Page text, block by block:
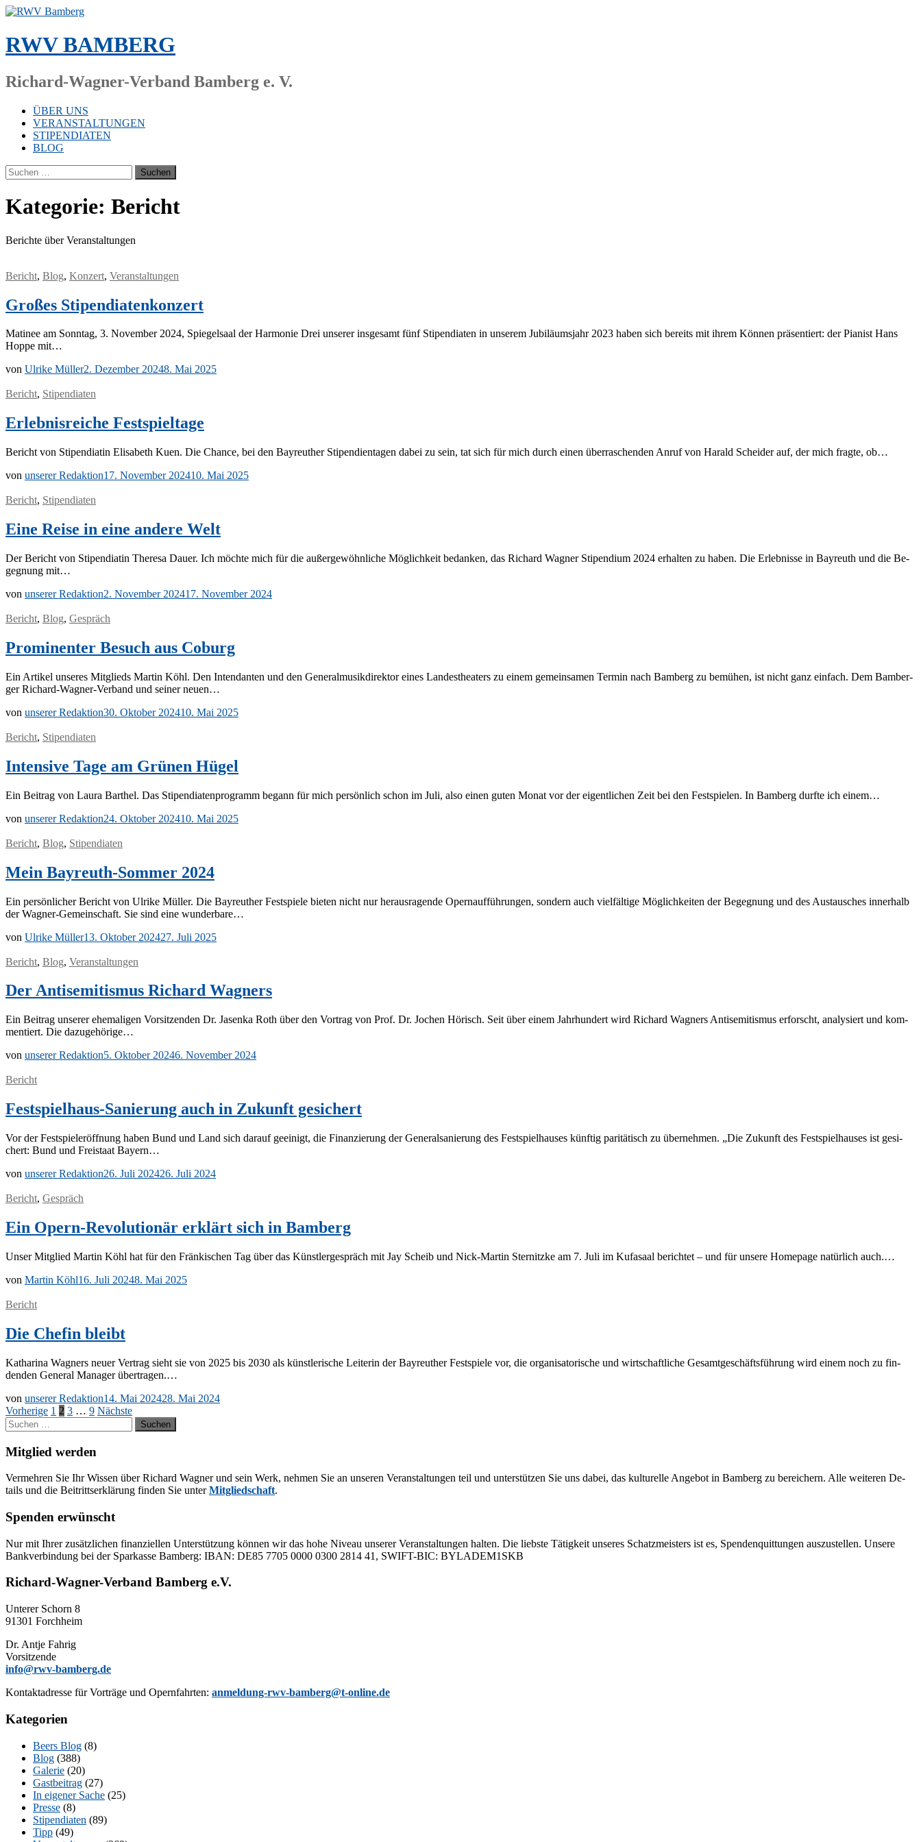
Zum
springen
RWV BAMBERG
Richard-Wagner-Verband Bamberg e. V.
ÜBER UNS
VERANSTALTUNGEN
STIPENDIATEN
BLOG
Suchen
nach:
Kategorie: Bericht
Be­rich­te über Veranstaltungen
Bericht, Blog, Konzert, Veranstaltungen
Großes Stipendiatenkonzert
Ma­ti­nee am Sonn­tag, 3. No­vem­ber 2024, Spie­gel­saal der Har­mo­nie Drei un­se­rer ins­ge­samt fünf Sti­pen­dia­ten in un­se­rem Ju­bi­lä­ums­jahr 2023 ha­ben sich be­reits mit ih­rem Kön­nen prä­sen­tiert: der Pia­nist Hans
Hop­pe mit…
von Ulrike Müller2. Dezember 20248. Mai 2025
Bericht, Stipendiaten
Erlebnisreiche Festspieltage
Be­richt von Sti­pen­dia­tin Eli­sa­beth Kuen. Die Chan­ce, bei den Bay­reu­ther Sti­pen­di­en­ta­gen da­bei zu sein, tat sich für mich durch ei­nen über­ra­schen­den An­ruf von Ha­rald Schei­der auf, der mich frag­te, ob…
von unserer Redaktion17. November 202410. Mai 2025
Bericht, Stipendiaten
Eine Reise in eine andere Welt
Der Be­richt von Sti­pen­dia­tin The­re­sa Dau­er. Ich möch­te mich für die au­ßer­ge­wöhn­li­che Mög­lich­keit be­dan­ken, das Ri­chard Wag­ner Sti­pen­di­um 2024 er­hal­ten zu ha­ben. Die Er­leb­nis­se in Bay­reuth und die Be­
geg­nung mit…
von unserer Redaktion2. November 202417. November 2024
Bericht, Blog, Gespräch
Prominenter Besuch aus Coburg
Ein Ar­ti­kel un­se­res Mit­glieds Mar­tin Köhl. Den In­ten­dan­ten und den Ge­ne­ral­mu­sik­di­rek­tor ei­nes Lan­des­thea­ters zu ei­nem ge­mein­sa­men Ter­min nach Bam­berg zu be­mü­hen, ist nicht ganz ein­fach. Dem Bam­ber­
ger Ri­­chard-Wa­g­­ner-Ver­­­band und sei­ner neuen…
von unserer Redaktion30. Oktober 202410. Mai 2025
Bericht, Stipendiaten
Intensive Tage am Grünen Hügel
Ein Bei­trag von Lau­ra Bart­hel. Das Sti­pen­dia­ten­pro­gramm be­gann für mich per­sön­lich schon im Juli, also ei­nen gu­ten Mo­nat vor der ei­gent­li­chen Zeit bei den Fest­spie­len. In Bam­berg durf­te ich einem…
von unserer Redaktion24. Oktober 202410. Mai 2025
Bericht, Blog, Stipendiaten
Mein Bayreuth-Sommer 2024
Ein per­sön­li­cher Be­richt von Ul­ri­ke Mül­ler. Die Bay­reu­ther Fest­spie­le bie­ten nicht nur her­aus­ra­gen­de Opern­auf­füh­run­gen, son­dern auch viel­fäl­ti­ge Mög­lich­kei­ten der Be­geg­nung und des Aus­tau­sches in­ner­halb
der Wa­g­­ner-Ge­­mein­­schaft. Sie sind eine wunderbare…
von Ulrike Müller13. Oktober 202427. Juli 2025
Bericht, Blog, Veranstaltungen
Der Antisemitismus Richard Wagners
Ein Bei­trag un­se­rer ehe­ma­li­gen Vor­sit­zen­den Dr. Ja­sen­ka Roth über den Vor­trag von Prof. Dr. Jo­chen Hö­risch. Seit über ei­nem Jahr­hun­dert wird Ri­chard Wag­ners An­ti­se­mi­tis­mus er­forscht, ana­ly­siert und kom­
men­tiert. Die dazugehörige…
von unserer Redaktion5. Oktober 20246. November 2024
Bericht
Festspielhaus-Sanierung auch in Zukunft gesichert
Vor der Fest­spiel­eröff­nung ha­ben Bund und Land sich dar­auf ge­ei­nigt, die Fi­nan­zie­rung der Ge­ne­ral­sa­nie­rung des Fest­spiel­hau­ses künf­tig pa­ri­tä­tisch zu über­neh­men. „Die Zu­kunft des Fest­spiel­hau­ses ist ge­si­
chert: Bund und Frei­staat Bayern…
von unserer Redaktion26. Juli 202426. Juli 2024
Bericht, Gespräch
Ein Opern-Revolutionär erklärt sich in Bamberg
Un­ser Mit­glied Mar­tin Köhl hat für den Frän­ki­schen Tag über das Künst­ler­ge­spräch mit Jay Scheib und Nick-Mar­­tin Ster­nitz­ke am 7. Juli im Ku­fa­saal be­rich­tet – und für un­se­re Home­page na­tür­lich auch.…
von Martin Köhl16. Juli 20248. Mai 2025
Bericht
Die Chefin bleibt
Ka­tha­ri­na Wag­ners neu­er Ver­trag sieht sie von 2025 bis 2030 als künst­le­ri­sche Lei­te­rin der Bay­reu­ther Fest­spie­le vor, die or­ga­ni­sa­to­ri­sche und wirt­schaft­li­che Ge­samt­ge­schäfts­füh­rung wird ei­nem noch zu fin­
den­den Ge­ne­ral Ma­na­ger übertragen.…
von unserer Redaktion14. Mai 202428. Mai 2024
Seitennummerierung
der
Beiträge
Vorherige 1 2 3 … 9 Nächste
Suchen
nach:
Mitglied werden
Ver­meh­ren Sie Ihr Wis­sen über Ri­chard Wag­ner und sein Werk, neh­men Sie an un­se­ren Ver­an­stal­tun­gen teil und un­ter­stüt­zen Sie uns da­bei, das kul­tu­rel­le An­ge­bot in Bam­berg zu be­rei­chern. Alle wei­te­ren De­
tails und die Bei­tritts­er­klä­rung fin­den Sie un­terMit­glied­schaft.
Spenden erwünscht
Nur mit Ih­rer zu­sätz­li­chen fi­nan­zi­el­len Un­ter­stüt­zung kön­nen wir das hohe Ni­veau un­se­rer Ver­an­stal­tun­gen hal­ten. Die liebs­te Tä­tig­keit un­se­res Schatz­meis­ters ist es, Spen­den­quit­tun­gen aus­zu­stel­len. Un­se­re
Bank­ver­bin­dung bei der Spar­kas­se Bam­berg: IBAN: DE85 7705 0000 0300 2814 41, SWIFT-BIC: BYLADEM1SKB
Richard-Wagner-Verband Bamberg e.V.
Un­te­rer Schorn 8
91301 Forchheim
Dr. Ant­je Fahrig
Vorsitzende
info@rwv-bamberg.de
Kon­takt­adres­se für Vor­trä­ge und Opern­fahr­ten: anmeldung-rwv-bamberg@t-online.de
Kategorien
Beers Blog (8)
Blog (388)
Galerie (20)
Gastbeitrag (27)
In eigener Sache (25)
Presse (8)
Stipendiaten (89)
Tipp (49)